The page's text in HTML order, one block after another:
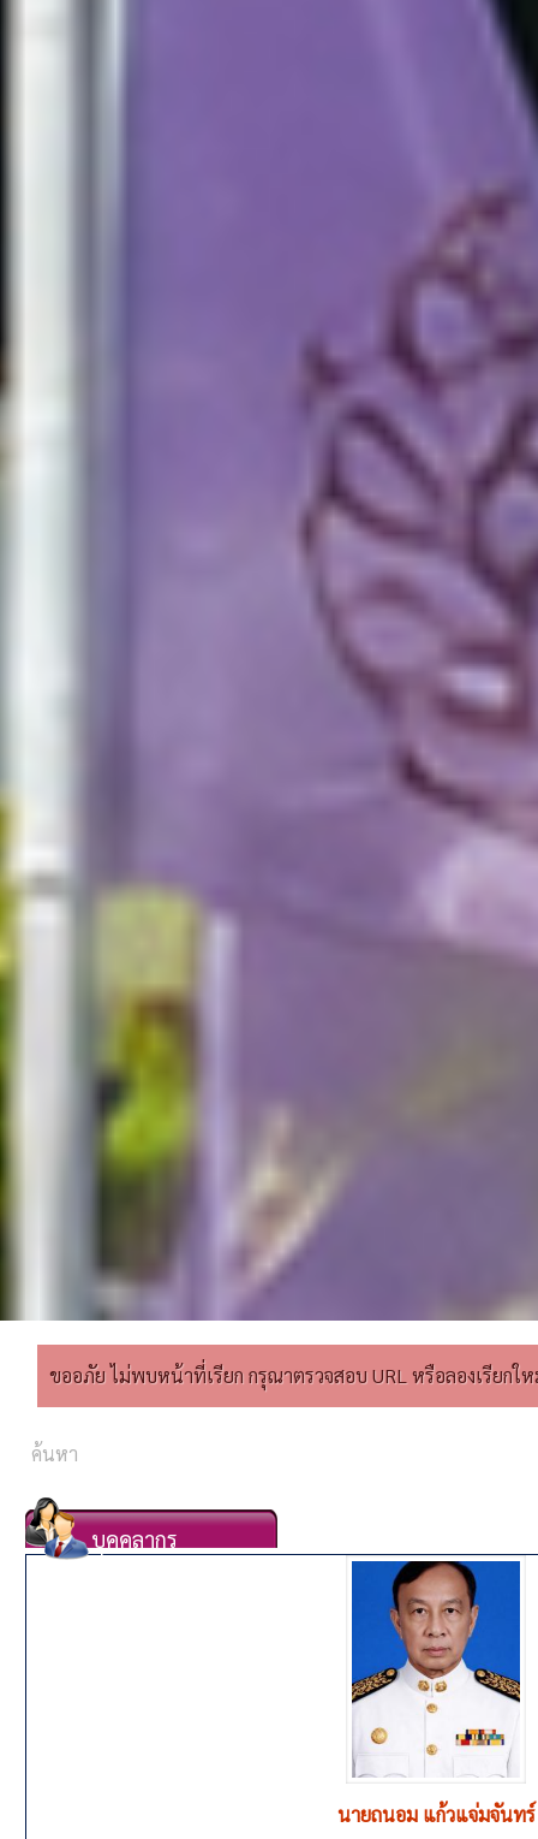
ขออภัย ไม่พบหน้าที่เรียก กรุณาตรวจสอบ URL หรือลองเรียกให
บุคคลากร
นายถนอม แก้วแจ่มจันทร์
นายชูชีพ ตุ่นวงษา